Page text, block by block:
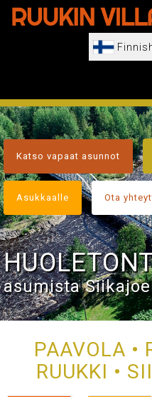
Hyppää
pääsisältöön
asumista
Kansivalikko
Katso vapaat asunnot
Asukkaalle Ota
PAAVOLA •
RUUKKI •